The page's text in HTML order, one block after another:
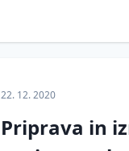
22. 12. 2020
Priprava in